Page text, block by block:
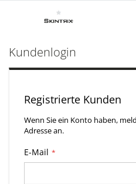
Kundenlogin
Registrierte Kunden
Wenn Sie ein Konto haben,
Adresse an.
E-Mail